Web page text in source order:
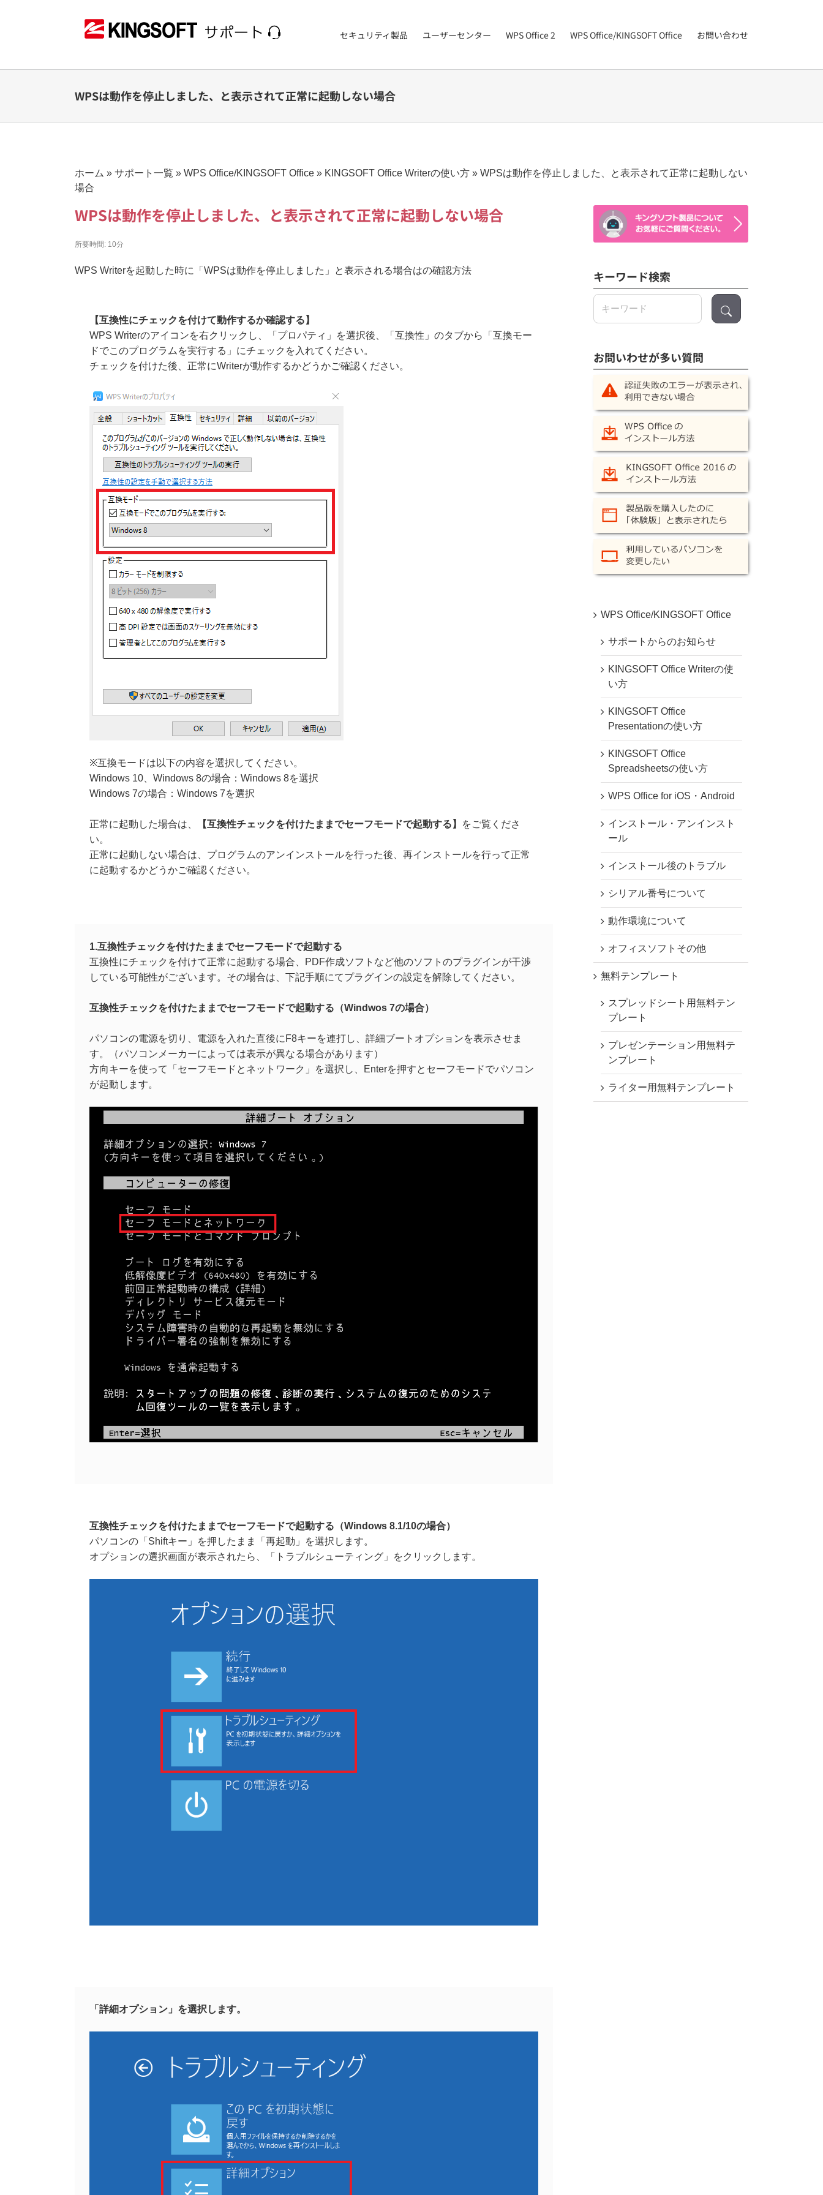
セキュリティ製品 ユーザーセンター WPS Office 2 WPS Office/KINGSOFT Office お問い合わせ
WPSは動作を停止しました、と表示されて正常に起動しない場合
ホーム » サポート一覧 » WPS Office/KINGSOFT Office » KINGSOFT Office Writerの使い方 » WPSは動作を停止しました、と表示されて正常に起動しない
場合
WPSは動作を停止しました、と表示されて正常に起動しない場合
所要時間: 10分
WPS Writerを起動した時に「WPSは動作を停止しました」と表示される場合はの確認方法
【互換性にチェックを付けて動作するか確認する】
WPS Writerのアイコンを右クリックし、「プロパティ」を選択後、「互換性」のタブから「互換モー
ドでこのプログラムを実行する」にチェックを入れてください。
チェックを付けた後、正常にWriterが動作するかどうかご確認ください。
※互換モードは以下の内容を選択してください。
Windows 10、Windows 8の場合：Windows 8を選択
Windows 7の場合：Windows 7を選択
正常に起動した場合は、 【互換性チェックを付けたままでセーフモードで起動する 】
をご覧くださ
い。
正常に起動しない場合は、プログラムのアンインストールを行った後、再インストールを行って正常
に起動するかどうかご確認ください。
1.互換性チェックを付けたままでセーフモードで起動する
互換性にチェックを付けて正常に起動する場合、PDF作成ソフトなど他のソフトのプラグインが干渉
している可能性がございます。その場合は、下記手順にてプラグインの設定を解除してください。
互換性チェックを付けたままでセーフモードで起動する（Windwos 7の場合）
パソコンの電源を切り、電源を入れた直後にF8キーを連打し、詳細ブートオプションを表示させま
す。（パソコンメーカーによっては表示が異なる場合があります）
方向キーを使って「セーフモードとネットワーク」を選択し、Enterを押すとセーフモードでパソコン
が起動します。
互換性チェックを付けたままでセーフモードで起動する （Windows 8.1/10の場合）
パソコンの「Shiftキー」を押したまま「再起動」を選択します。
オプションの選択画面が表示されたら、「トラブルシューティング」をクリックします。
「詳細オプション」を選択します。
キーワード検索
検
お問いわせが多い質問
WPS Office/KINGSOFT Office
サポートからのお知らせ
KINGSOFT Office Writerの使
い方
KINGSOFT Office
Presentationの使い方
KINGSOFT Office
Spreadsheetsの使い方
WPS Office for iOS・Android
インストール・アンインスト
ール
インストール後のトラブル
シリアル番号について
動作環境について
オフィスソフトその他
無料テンプレート
スプレッドシート用無料テン
プレート
プレゼンテーション用無料テ
ンプレート
ライター用無料テンプレート